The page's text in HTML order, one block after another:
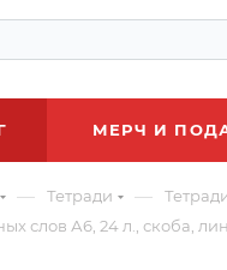
МЕРЧ И
— Тетради —
слов А6, 24 л., скоба,